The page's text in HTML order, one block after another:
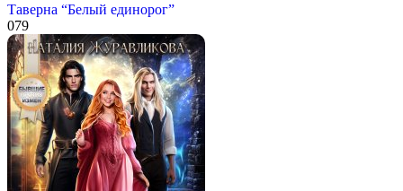
Таверна “Белый единорог”
079